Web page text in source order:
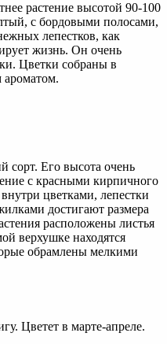
растение высотой 90-100
с бордовыми полосами,
лепестков, как
жизнь. Он очень
Цветки собраны в
ароматом.
сорт. Его высота очень
с красными кирпичного
цветками, лепестки
достигают размера
расположены листья
верхушке находятся
обрамлены мелкими
Цветет в марте-апреле.